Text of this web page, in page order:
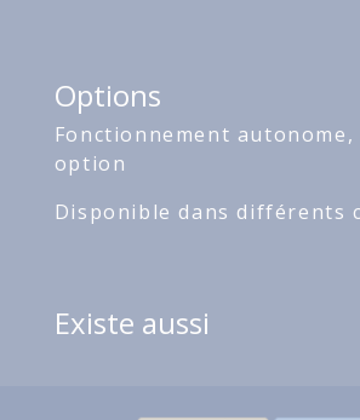
Options
Fonctionnement
option
Disponible dans différents
Existe aussi